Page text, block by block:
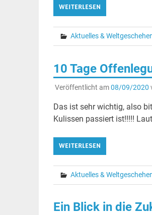
WEITERLESEN
Aktuelles &
10 Tage
Veröffentlicht am08/09/2020
Das ist sehr wichtig, also
Kulissen passiert ist!!!!!
WEITERLESEN
Aktuelles &
Ein Blick in die